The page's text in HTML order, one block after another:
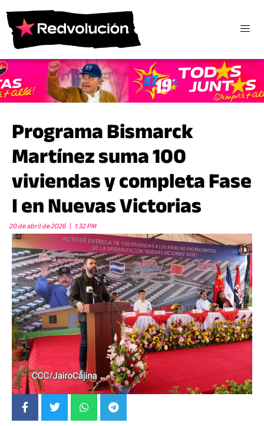
Programa Bismarck
Martínez suma 100
viviendas y completa Fase
I en Nuevas Victorias
20 de abril de 2026 1:32 PM